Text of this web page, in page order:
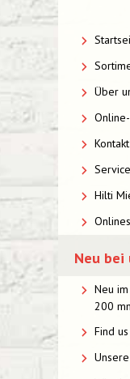
Über
Kontakt
Hilti
Neu bei
Neu
200
Find